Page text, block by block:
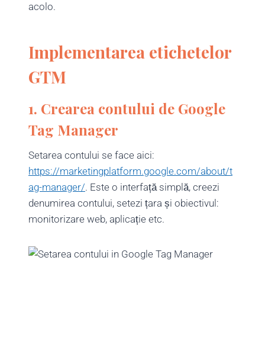
acolo.
Implementarea etichetelor
GTM
1. Crearea contului de Google
Tag Manager
Setarea contului se face aici:
https://marketingplatform.google.com/about/t
ag-manager/. Este o interfață simplă, creezi
denumirea contului, setezi țara și obiectivul:
monitorizare web, aplicație etc.